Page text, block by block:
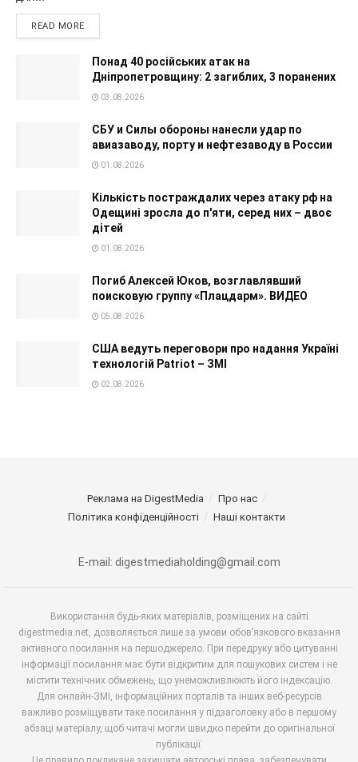
READ MORE
Понад 40 російських атак на
Дніпропетровщину: 2 загиблих, 3 поранених
03.08.2026
СБУ и Силы обороны нанесли удар по
авиазаводу, порту и нефтезаводу в России
01.08.2026
Кількість постраждалих через атаку рф на
Одещині зросла до п'яти, серед них – двоє
дітей
01.08.2026
Погиб Алексей Юков, возглавлявший
поисковую группу «Плацдарм». ВИДЕО
05.08.2026
США ведуть переговори про надання Україні
технологій Patriot – ЗМІ
02.08.2026
Реклама на DigestMedia
Про нас
Політика конфіденційності
Наші контакти
E-mail: digestmediaholding@gmail.com
Використання будь-яких матеріалів, розміщених на сайті
digestmedia.net, дозволяється лише за умови обов’язкового вказання
активного посилання на першоджерело. При передруку або цитуванні
інформації посилання має бути відкритим для пошукових систем і не
містити технічних обмежень, що унеможливлюють його індексацію.
Для онлайн-ЗМІ, інформаційних порталів та інших веб-ресурсів
важливо розміщувати таке посилання у підзаголовку або в першому
абзаці матеріалу, щоб читачі могли швидко перейти до оригінальної
публікації.